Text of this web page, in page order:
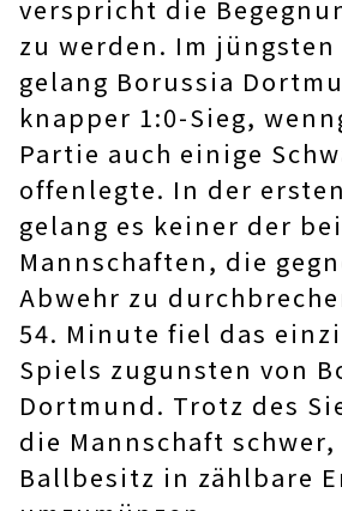
verspricht die
zu werden. Im
gelang Borussia
knapper 1:0-Sieg,
Partie auch einige
offenlegte. In der
gelang es keiner der
Mannschaften, die
Abwehr zu
54. Minute fiel das
Spiels zugunsten von
Dortmund. Trotz des
die Mannschaft
Ballbesitz in zählbare